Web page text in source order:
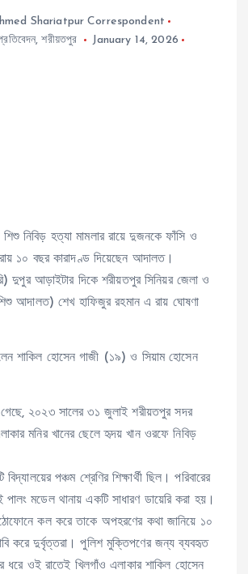
Shariatpur Correspondent
,শরীয়তপুর
January 14, 2026
নিবিড় হত্যা মামলার রায়ে দুজনকে ফাঁসি ও
১০ বছর কারাদণ্ড দিয়েছেন আদালত।
দুপুর আড়াইটার দিকে শরীয়তপুর সিনিয়র জেলা ও
আদালত) শেখ হাফিজুর রহমান এ রায় ঘোষণা
শাকিল হোসেন গাজী (১৯) ও সিয়াম হোসেন
২০২৩ সালের ৩১ জুলাই শরীয়তপুর সদর
মনির খানের ছেলে হৃদয় খান ওরফে নিবিড়
পঞ্চম শ্রেণির শিক্ষার্থী ছিল। পরিবারের
মডেল থানায় একটি সাধারণ ডায়েরি করা হয়।
কল করে তাকে অপহরণের কথা জানিয়ে ১০
করে দুর্বৃত্তরা। পুলিশ মুক্তিপণের জন্য ব্যবহৃত
ধরে ওই রাতেই খিলগাঁও এলাকার শাকিল হোসেন